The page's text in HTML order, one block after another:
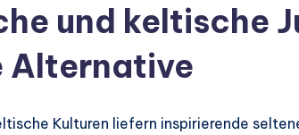
und keltische
Alternative
Kulturen liefern inspirierende